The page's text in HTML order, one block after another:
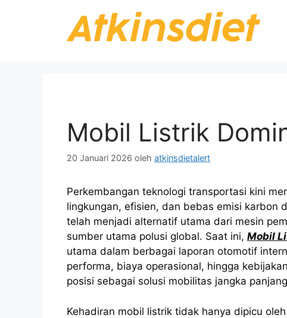
Mobil Listrik
20 Januari 2026 oleh atkinsdietalert
Perkembangan teknologi transportasi kini
lingkungan, efisien, dan bebas emisi karbon
telah menjadi alternatif utama dari mesin
sumber utama polusi global. Saat ini, Mobil
utama dalam berbagai laporan otomotif
performa, biaya operasional, hingga
posisi sebagai solusi mobilitas jangka
Kehadiran mobil listrik tidak hanya dipicu